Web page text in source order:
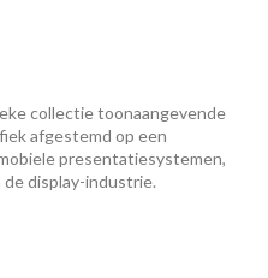
collectie toonaangevende
afgestemd op een
presentatiesystemen,
display-industrie.